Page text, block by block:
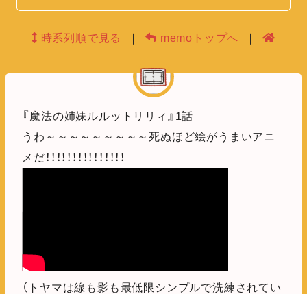
時系列順で見る memoトップへ
『魔法の姉妹ルルットリリィ』1話
うわ～～～～～～～～～死ぬほど絵がうまいアニ
メだ！！！！！！！！！！！！！！！
（トヤマは線も影も最低限シンプルで洗練されてい